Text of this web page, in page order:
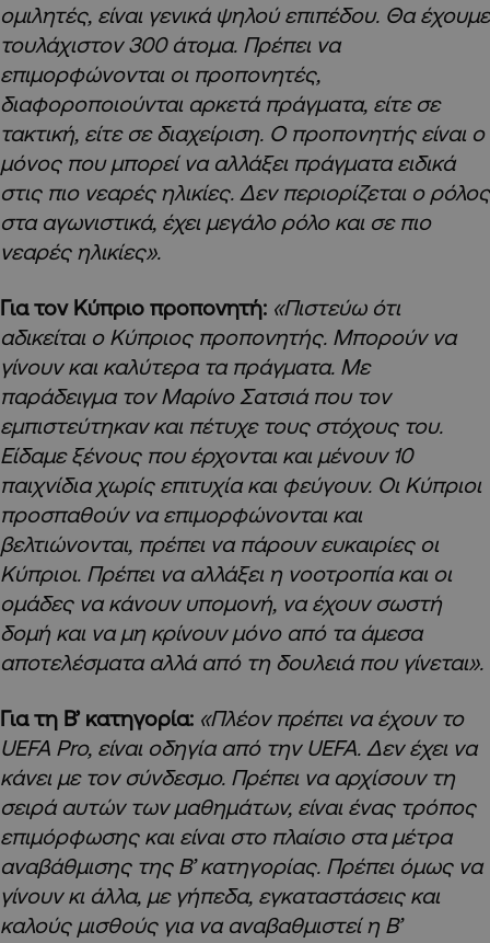
ομιλητές, είναι γενικά ψηλού επιπέδου. Θα έχουμε
τουλάχιστον 300 άτομα. Πρέπει να
επιμορφώνονται οι προπονητές,
διαφοροποιούνται αρκετά πράγματα, είτε σε
τακτική, είτε σε διαχείριση. Ο προπονητής είναι ο
μόνος που μπορεί να αλλάξει πράγματα ειδικά
στις πιο νεαρές ηλικίες. Δεν περιορίζεται ο ρόλος
στα αγωνιστικά, έχει μεγάλο ρόλο και σε πιο
νεαρές ηλικίες».
Για τον Κύπριο προπονητή: «Πιστεύω ότι
αδικείται ο Κύπριος προπονητής. Μπορούν να
γίνουν και καλύτερα τα πράγματα. Με
παράδειγμα τον Μαρίνο Σατσιά που τον
εμπιστεύτηκαν και πέτυχε τους στόχους του.
Είδαμε ξένους που έρχονται και μένουν 10
παιχνίδια χωρίς επιτυχία και φεύγουν. Οι Κύπριοι
προσπαθούν να επιμορφώνονται και
βελτιώνονται, πρέπει να πάρουν ευκαιρίες οι
Κύπριοι. Πρέπει να αλλάξει η νοοτροπία και οι
ομάδες να κάνουν υπομονή, να έχουν σωστή
δομή και να μη κρίνουν μόνο από τα άμεσα
αποτελέσματα αλλά από τη δουλειά που γίνεται».
Για τη Β’ κατηγορία: «Πλέον πρέπει να έχουν το
UEFA Pro, είναι οδηγία από την UEFA. Δεν έχει να
κάνει με τον σύνδεσμο. Πρέπει να αρχίσουν τη
σειρά αυτών των μαθημάτων, είναι ένας τρόπος
επιμόρφωσης και είναι στο πλαίσιο στα μέτρα
αναβάθμισης της Β’ κατηγορίας. Πρέπει όμως να
γίνουν κι άλλα, με γήπεδα, εγκαταστάσεις και
καλούς μισθούς για να αναβαθμιστεί η Β’